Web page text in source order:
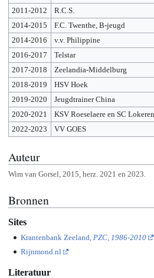
2011-2012
R.C.S.
2014-2015
F.C. Twenthe, B-jeugd
2014-2016
v.v. Philippine
2016-2017
Telstar
2017-2018
Zeelandia-Middelburg
2018-2019
HSV Hoek
2019-2020
Jeugdtrainer China
2020-2021
KSV Roeselaere en SC
2022-2023
VV GOES
Auteur
Wim van Gorsel, 2015, herz. 2021 en 2023.
Bronnen
Sites
Krantenbank Zeeland, PZC, 1986-2010
Rijnmond.nl
Literatuur